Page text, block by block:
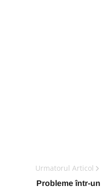
Urmatorul Articol
Probleme într-un